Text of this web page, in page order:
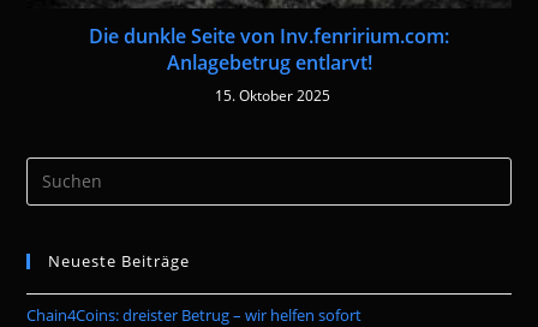
Die dunkle Seite von Inv.fenririum.com:
Anlagebetrug entlarvt!
15. Oktober 2025
the
Neueste Beiträge
Chain4Coins: dreister Betrug – wir helfen sofort